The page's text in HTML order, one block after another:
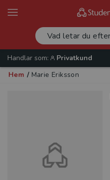
Handlar som:
Privatkund
Hem / Marie Eriksson